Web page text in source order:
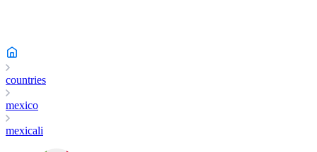
countries
mexico
mexicali